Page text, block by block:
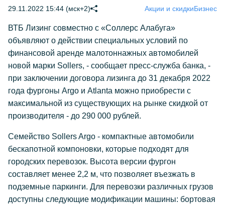
29.11.2022 15:44 (мск+2) Акции и скидкиБизнес
ВТБ Лизинг совместно с «Соллерс Алабуга»
объявляют о действии специальных условий по
финансовой аренде малотоннажных автомобилей
новой марки Sollers, - сообщает пресс-служба банка, -
при заключении договора лизинга до 31 декабря 2022
года фургоны Argo и Atlanta можно приобрести с
максимальной из существующих на рынке скидкой от
производителя - до 290 000 рублей.
Семейство Sollers Argo - компактные автомобили
бескапотной компоновки, которые подходят для
городских перевозок. Высота версии фургон
составляет менее 2,2 м, что позволяет въезжать в
подземные паркинги. Для перевозки различных грузов
доступны следующие модификации машины: бортовая